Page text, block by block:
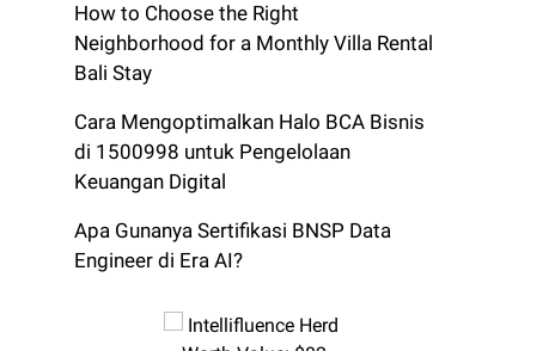
How to Choose the Right
Neighborhood for a Monthly Villa Rental
Bali Stay
Cara Mengoptimalkan Halo BCA Bisnis
di 1500998 untuk Pengelolaan
Keuangan Digital
Apa Gunanya Sertifikasi BNSP Data
Engineer di Era AI?